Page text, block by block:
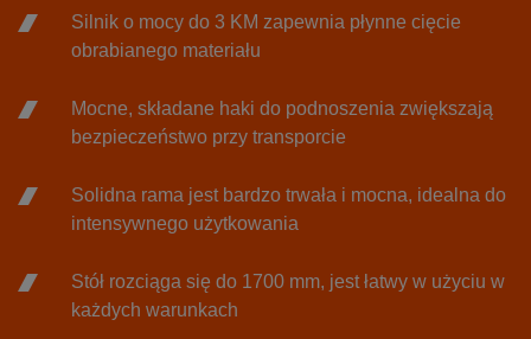
Silnik o mocy do 3 KM zapewnia płynne cięcie
obrabianego materiału
Mocne, składane haki do podnoszenia zwiększają
bezpieczeństwo przy transporcie
Solidna rama jest bardzo trwała i mocna, idealna do
intensywnego użytkowania
Stół rozciąga się do 1700 mm, jest łatwy w użyciu w
każdych warunkach